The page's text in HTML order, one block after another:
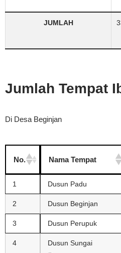
JUMLAH
Jumlah Tempat
Di Desa Beginjan
No. Nama Tempat
1 Dusun Padu
2 Dusun Beginjan
3 Dusun Perupuk
4
Dusun Sungai